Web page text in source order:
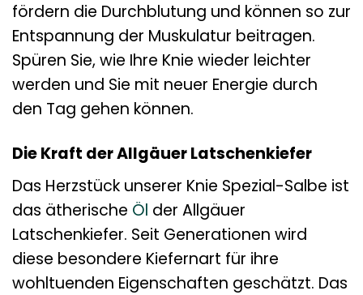
fördern die Durchblutung und können so zur
Entspannung der Muskulatur beitragen.
Spüren Sie, wie Ihre Knie wieder leichter
werden und Sie mit neuer Energie durch
den Tag gehen können.
Die Kraft der Allgäuer Latschenkiefer
Das Herzstück unserer Knie Spezial-Salbe ist
das ätherische Öl der Allgäuer
Latschenkiefer. Seit Generationen wird
diese besondere Kiefernart für ihre
wohltuenden Eigenschaften geschätzt. Das